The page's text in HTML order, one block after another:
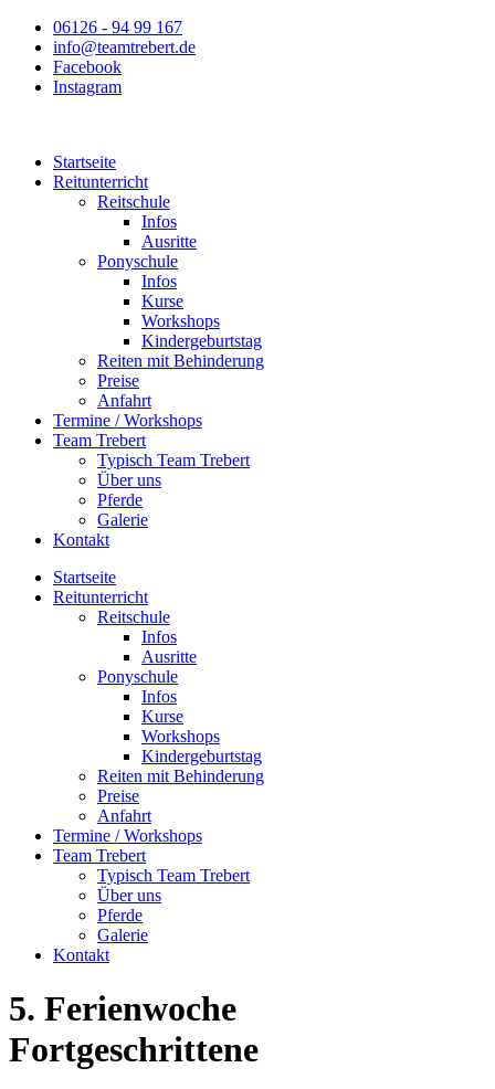
Zum
Inhalt
springen
06126 - 94 99 167
info@teamtrebert.de
Facebook
Instagram
Startseite
Reitunterricht
Reitschule
Infos
Ausritte
Ponyschule
Infos
Kurse
Workshops
Kindergeburtstag
Reiten mit Behinderung
Preise
Anfahrt
Termine / Workshops
Team Trebert
Typisch Team Trebert
Über uns
Pferde
Galerie
Kontakt
Startseite
Reitunterricht
Reitschule
Infos
Ausritte
Ponyschule
Infos
Kurse
Workshops
Kindergeburtstag
Reiten mit Behinderung
Preise
Anfahrt
Termine / Workshops
Team Trebert
Typisch Team Trebert
Über uns
Pferde
Galerie
Kontakt
5. Ferienwoche
Fortgeschrittene